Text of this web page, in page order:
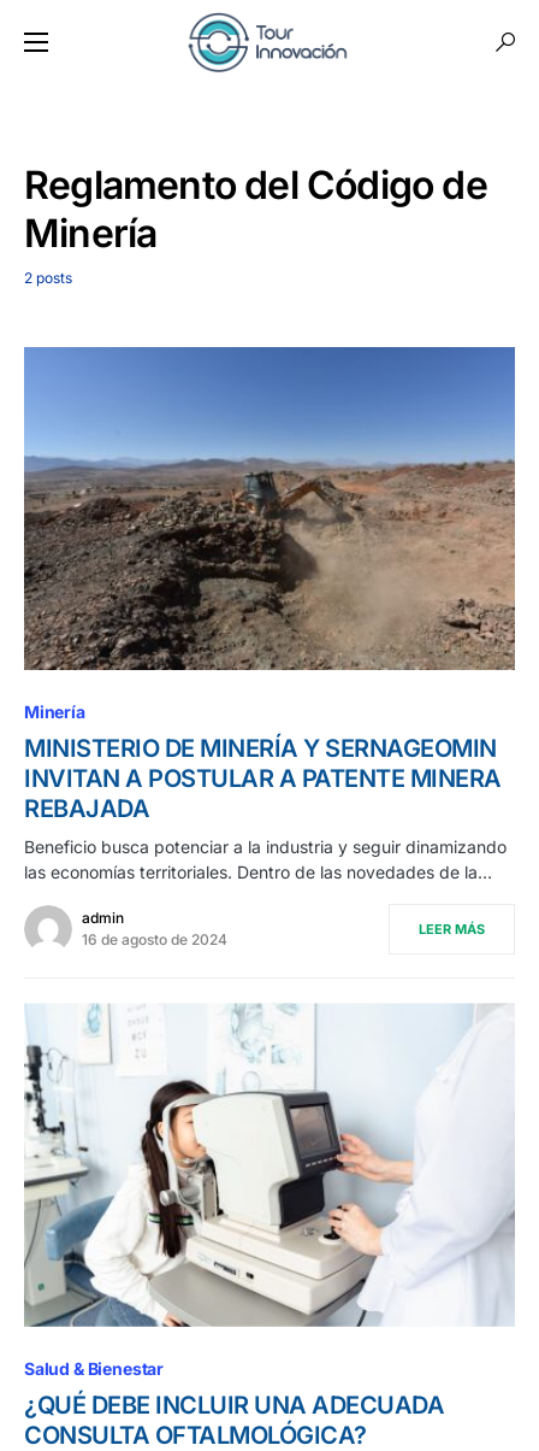
Reglamento del Código de
Minería
2 posts
Minería
MINISTERIO DE MINERÍA Y SERNAGEOMIN
INVITAN A POSTULAR A PATENTE MINERA
REBAJADA
Beneficio busca potenciar a la industria y seguir dinamizando
las economías territoriales. Dentro de las novedades de la…
admin
16 de agosto de 2024
LEER MÁS
Salud & Bienestar
¿QUÉ DEBE INCLUIR UNA ADECUADA
CONSULTA OFTALMOLÓGICA?